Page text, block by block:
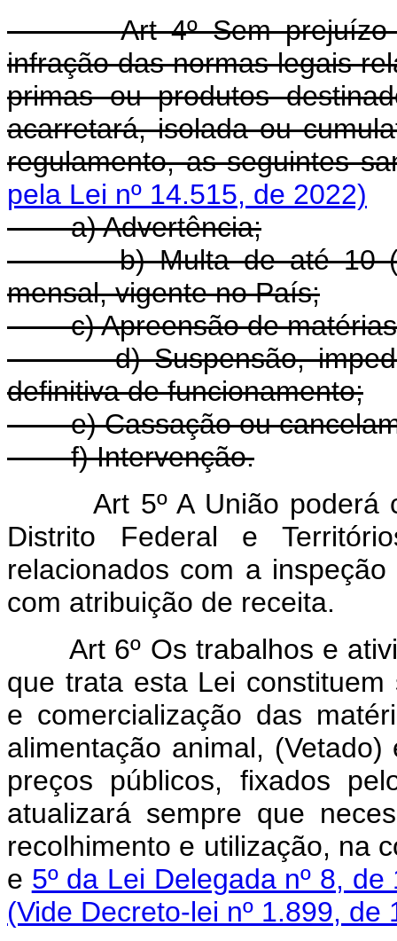
Art 4º Sem
infração das normas legais
primas ou produtos
acarretará, isolada ou
regulamento, as seguintes
pela Lei nº 14.515, de 2022)
a) Advertência;
b) Multa de até 10
mensal, vigente no País;
c) Apreensão de matérias-
d) Suspensão,
definitiva de funcionamento;
e) Cassação ou
f) Intervenção.
Art 5º A União poderá
Distrito Federal e
relacionados com a
com atribuição de receita.
Art 6º Os trabalhos e
que trata esta Lei
e comercialização das
alimentação animal,
preços públicos, fixados
atualizará sempre que
recolhimento e utilização, na
e 5º da Lei Delegada nº 8,
(Vide Decreto-lei nº 1.899, de